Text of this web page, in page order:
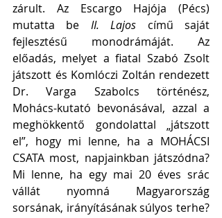
zárult. Az Escargo Hajója (Pécs)
mutatta be II. Lajos című saját
fejlesztésű monodrámáját. Az
előadás, melyet a fiatal Szabó Zsolt
játszott és Komlóczi Zoltán rendezett
Dr. Varga Szabolcs történész,
Mohács-kutató bevonásával, azzal a
meghökkentő gondolattal „játszott
el”, hogy mi lenne, ha a MOHÁCSI
CSATA most, napjainkban játszódna?
Mi lenne, ha egy mai 20 éves srác
vállát nyomná Magyarország
sorsának, irányításának súlyos terhe?